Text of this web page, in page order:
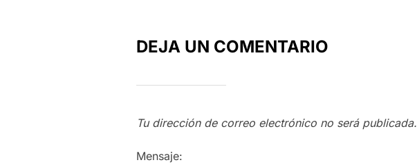
DEJA UN COMENTARIO
Tu dirección de correo electrónico no será publicada.
Mensaje: